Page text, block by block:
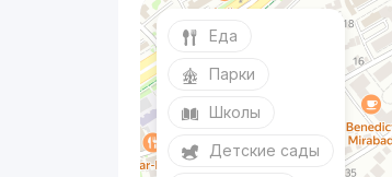
Еда
Парки
Школы
Детские сады